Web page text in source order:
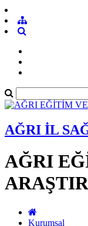
AĞRI İL
AĞRI
Kurumsal